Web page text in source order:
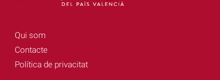
Qui som
Contacte
Política de privacitat